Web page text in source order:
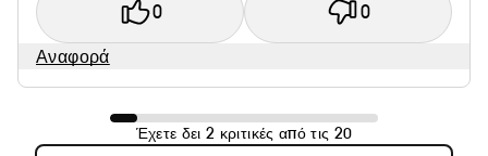
0 0
Αναφορά
Έχετε δει 2 κριτικές από τις 20